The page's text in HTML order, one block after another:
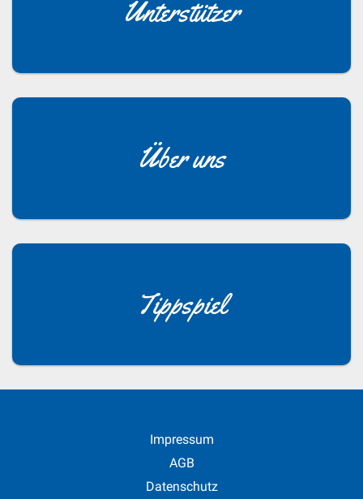
Unterstützer
Über uns
Tippspiel
Impressum
AGB
Datenschutz